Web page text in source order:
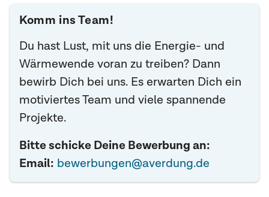
Komm ins Team!
Du hast Lust, mit uns die Energie- und
Wärmewende voran zu treiben? Dann
bewirb Dich bei uns. Es erwarten Dich ein
motiviertes Team und viele spannende
Projekte.
Bitte schicke Deine Bewerbung an:
Email: bewerbungen@averdung.de